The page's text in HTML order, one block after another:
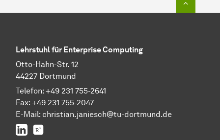
Lehrstuhl für Enterprise Computing
Otto-Hahn-Str. 12
44227 Dortmund
Telefon: +49 231 755-2641
Fax: +49 231 755-2047
E-Mail: christian.janiesch@tu-dortmund.de
LinkedIn